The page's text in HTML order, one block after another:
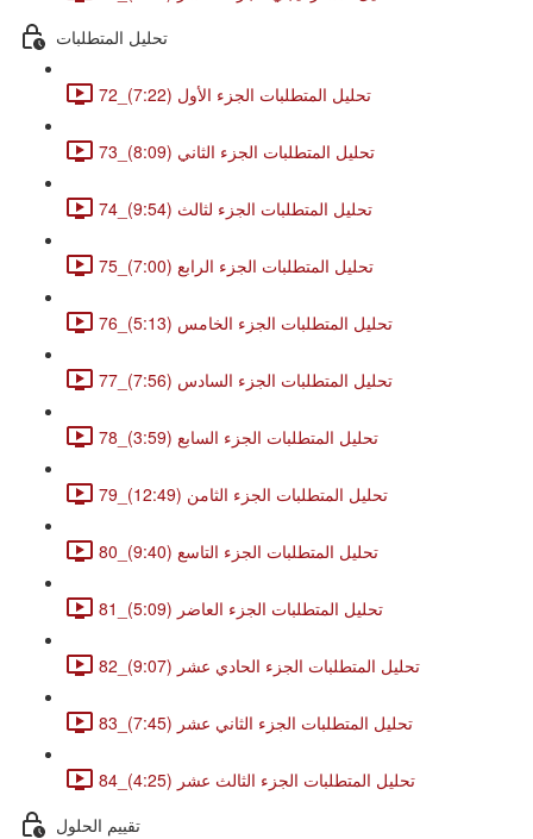
تحليل المتطلبات
72_تحليل المتطلبات الجزء الأول (7:22)
73_تحليل المتطلبات الجزء الثاني (8:09)
74_تحليل المتطلبات الجزء لثالث (9:54)
75_تحليل المتطلبات الجزء الرابع (7:00)
76_تحليل المتطلبات الجزء الخامس (5:13)
77_تحليل المتطلبات الجزء السادس (7:56)
78_تحليل المتطلبات الجزء السابع (3:59)
79_تحليل المتطلبات الجزء الثامن (12:49)
80_تحليل المتطلبات الجزء التاسع (9:40)
81_تحليل المتطلبات الجزء العاضر (5:09)
82_تحليل المتطلبات الجزء الحادي عشر (9:07)
83_تحليل المتطلبات الجزء الثاني عشر (7:45)
84_تحليل المتطلبات الجزء الثالث عشر (4:25)
تقييم الحلول